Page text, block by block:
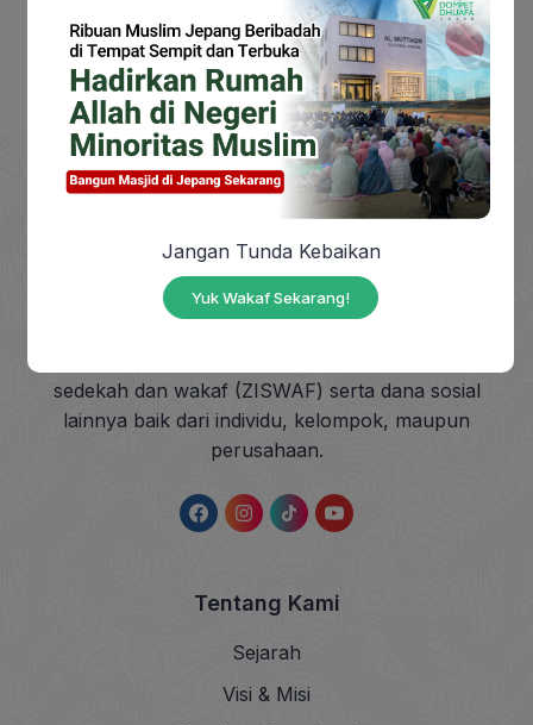
DOMPET DHUAFA adalah Lembaga Nirlaba milik
masyarakat, berdiri sejak tahun 1993, yang
sedekah dan wakaf (ZISWAF) serta dana sosial
lainnya baik dari individu, kelompok, maupun
perusahaan.
Tentang Kami
Sejarah
Visi & Misi
Jangan Tunda Kebaikan
Yuk Wakaf Sekarang!